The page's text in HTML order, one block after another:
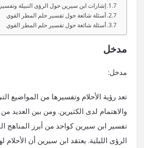
إشارات ابن سيرين حول الرؤى النبيلة
أسئلة شائعة حول تفسير حلم المطر القوي
أسئلة شائعة حول تفسير حلم المطر القوي
مدخل
مدخل:
تعد رؤية الأحلام وتفسيرها من المواضيع
والاهتمام لدى الكثيرين. ومن بين العديد
تفسير ابن سيرين كواحد من أبرز المناهج
الرؤى الليلية. يعتقد ابن سيرين أن الأحلام